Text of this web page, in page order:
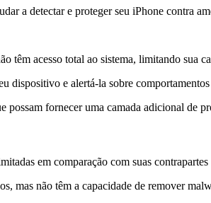
a detectar e proteger seu iPhone contra
acesso total ao sistema, limitando sua
dispositivo e alertá-la sobre comportamentos
possam fornecer uma camada adicional de
em comparação com suas contrapartes
mas não têm a capacidade de remover